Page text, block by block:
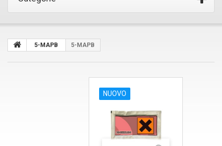
5-MAPB 5-MAPB
NUOVO